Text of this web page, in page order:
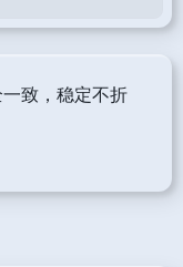
致，稳定不折